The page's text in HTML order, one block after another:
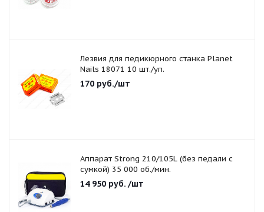
Лезвия для педикюрного станка Planet
Nails 18071 10 шт./уп.
170 руб./шт
Аппарат Strong 210/105L (без педали с
сумкой) 35 000 об./мин.
14 950 руб. /шт